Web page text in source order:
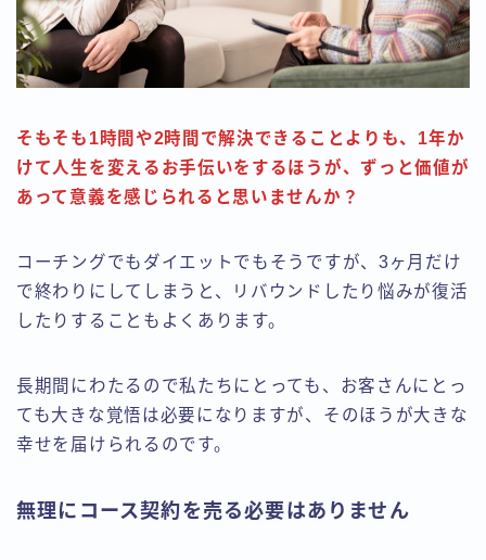
そもそも1時間や2時間で解決できることよりも、1年か
けて人生を変えるお手伝いをするほうが、ずっと価値が
あって意義を感じられると思いませんか？
コーチングでもダイエットでもそうですが、3ヶ月だけ
で終わりにしてしまうと、リバウンドしたり悩みが復活
したりすることもよくあります。
長期間にわたるので私たちにとっても、お客さんにとっ
ても大きな覚悟は必要になりますが、そのほうが大きな
幸せを届けられるのです。
無理にコース契約を売る必要はありません